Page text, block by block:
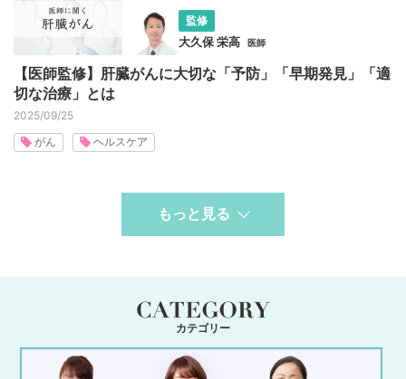
【医師監修】肝臓がんに大切な「予防」「早期発見」「適
切な治療」とは
監修
大久保 栄高 医師
2025/09/25
がん
ヘルスケア
もっと見る
カテゴリー